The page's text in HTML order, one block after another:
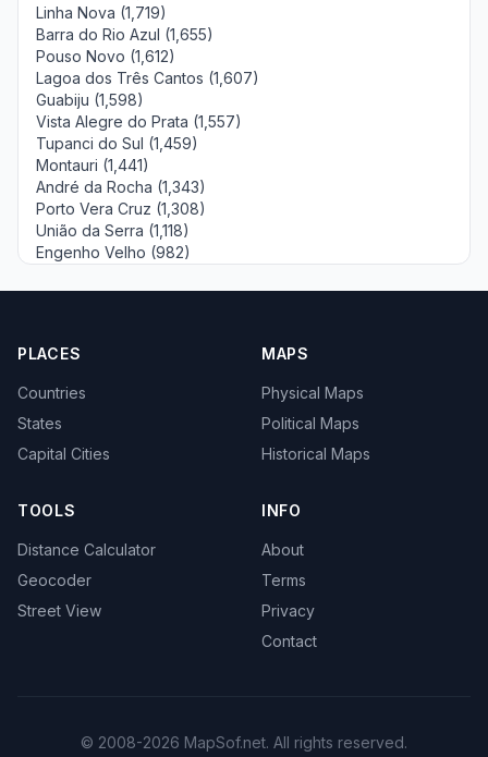
Linha Nova (1,719)
Barra do Rio Azul (1,655)
Pouso Novo (1,612)
Lagoa dos Três Cantos (1,607)
Guabiju (1,598)
Vista Alegre do Prata (1,557)
Tupanci do Sul (1,459)
Montauri (1,441)
André da Rocha (1,343)
Porto Vera Cruz (1,308)
União da Serra (1,118)
Engenho Velho (982)
PLACES
Countries
States
Capital Cities
MAPS
Physical Maps
Political Maps
Historical Maps
TOOLS
Distance Calculator
Geocoder
Street View
INFO
About
Terms
Privacy
Contact
© 2008-2026 MapSof.net. All rights reserved.